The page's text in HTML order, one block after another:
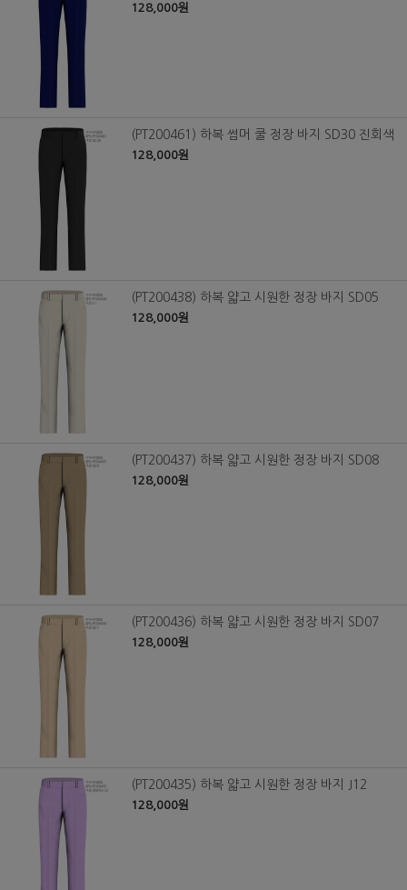
128,000원
(PT200461) 하복 썸머 쿨 정장 바지 SD30 진회색
128,000원
(PT200438) 하복 얇고 시원한 정장 바지 SD05
128,000원
(PT200437) 하복 얇고 시원한 정장 바지 SD08
128,000원
(PT200436) 하복 얇고 시원한 정장 바지 SD07
128,000원
(PT200435) 하복 얇고 시원한 정장 바지 J12
128,000원